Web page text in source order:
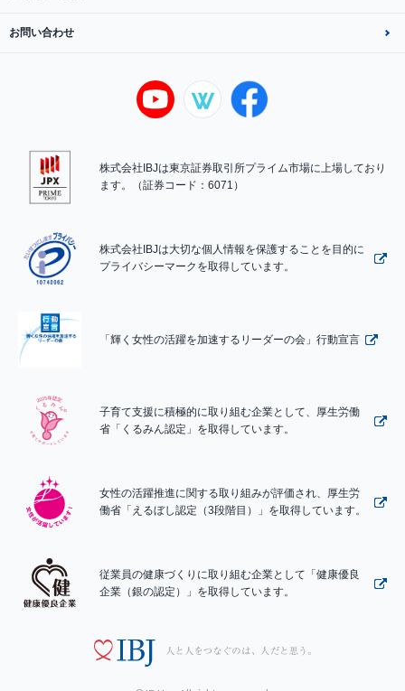
お問い合わせ
株式会社IBJは東京証券取引所プライム市場に上場しており
ます。（証券コード：6071）
株式会社IBJは大切な個人情報を保護することを目的に
プライバシーマークを取得しています。
「輝く女性の活躍を加速するリーダーの会」行動宣言
子育て支援に積極的に取り組む企業として、厚生労働
省「くるみん認定」を取得しています。
女性の活躍推進に関する取り組みが評価され、厚生労
働省「えるぼし認定（3段階目）」を取得しています。
従業員の健康づくりに取り組む企業として「健康優良
企業（銀の認定）」を取得しています。